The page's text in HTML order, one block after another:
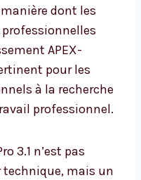
dont les
APEX-
pour les
à la recherche
professionnel.
3.1 n’est pas
mais un